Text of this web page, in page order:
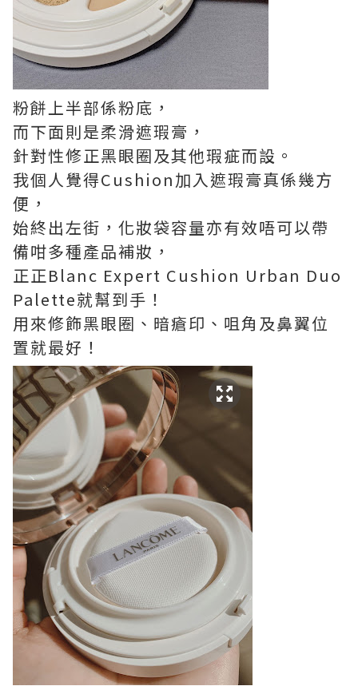
粉餅上半部係粉底，
而下面則是柔滑遮瑕膏，
針對性修正黑眼圈及其他瑕疵而設。
我個人覺得Cushion加入遮瑕膏真係幾方
便，
始終出左街，化妝袋容量亦有效唔可以帶
備咁多種產品補妝，
正正Blanc Expert Cushion Urban Duo
Palette就幫到手！
用來修飾黑眼圈、暗瘡印、咀角及鼻翼位
置就最好！